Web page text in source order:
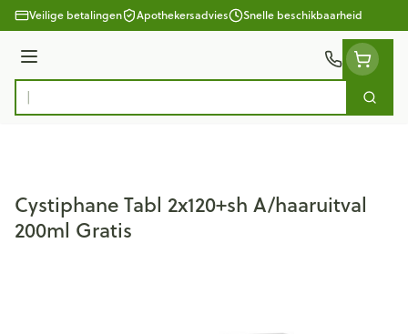
Ga naar de inhoud
Veilige betalingen Apothekersadvies Snelle beschikbaarheid
Menu
Product, merk, categorie...
Zoek
Cystiphane Tabl 2x120+sh A/haaruitval
200ml Gratis